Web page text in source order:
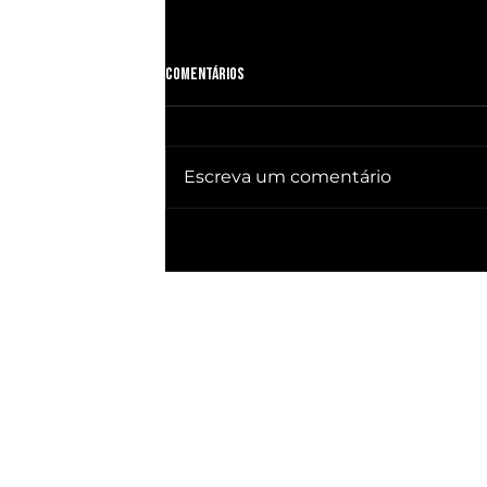
já ganhou PRESIDÊNCIA no BRASIL
Comentários
Escreva um comentário